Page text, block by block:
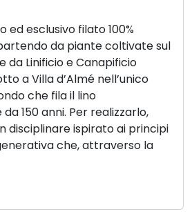
ed esclusivo filato 100%
da piante coltivate sul
da Linificio e Canapificio
a Villa d’Almé nell’unico
che fila il lino
150 anni. Per realizzarlo,
disciplinare ispirato ai principi
che, attraverso la